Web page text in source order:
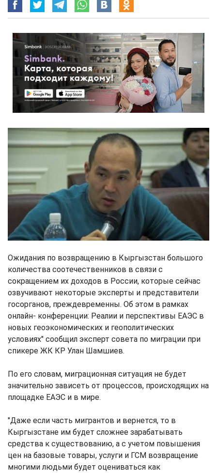
Ожидания по возвращению в Кыргызстан большого
количества соотечественников в связи с
сокращением их доходов в России, которые сейчас
озвучивают некоторые эксперты и представители
госорганов, преждевременны. Об этом в рамках
онлайн- конференции: Реалии и перспективы ЕАЭС в
новых геоэкономических и геополитических
условиях" сообщил эксперт совета по миграции при
спикере ЖК КР Улан Шамшиев.
По его словам, миграционная ситуация не будет
значительно зависеть от процессов, происходящих на
площадке ЕАЭС и в мире.
"Даже если часть мигрантов и вернется, то в
Кыргызстане им будет сложнее зарабатывать
средства к существованию, а с учетом повышения
цен на базовые товары, услуги и ГСМ возвращение
многими людьми будет оцениваться как